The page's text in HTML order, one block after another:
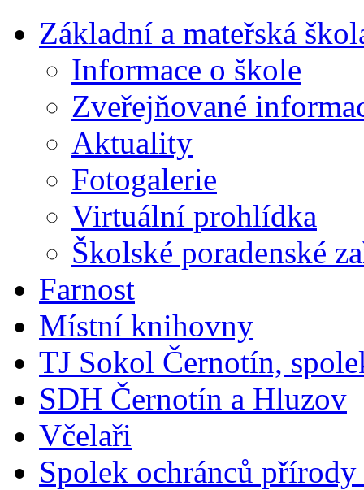
Základní a mateřská
Informace o škole
Zveřejňované
Aktuality
Fotogalerie
Virtuální prohlídka
Školské poradenské
Farnost
Místní knihovny
TJ Sokol Černotín,
SDH Černotín a Hluzov
Včelaři
Spolek ochránců